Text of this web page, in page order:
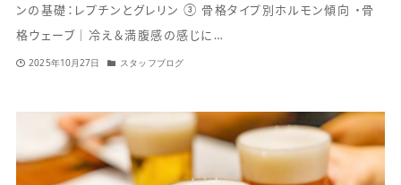
ンの基礎：レプチンとグレリン ③ 骨格タイプ別ホルモン傾向 ・骨
格ウェーブ｜冷え＆満腹感の感じに…
2025年10月27日 スタッフブログ